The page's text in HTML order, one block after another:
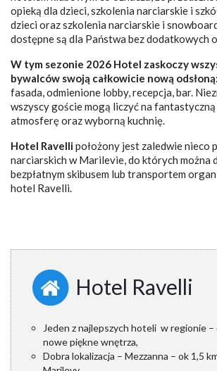
opieką dla dzieci, szkolenia narciarskie i
dzieci oraz szkolenia narciarskie i
dostępne są dla Państwa bez dodatkowych
W tym sezonie 2026 Hotel zaskoczy
bywalców swoją całkowicie nową odsłoną:
fasada, odmienione lobby, recepcja, bar.
wszyscy goście mogą liczyć na
atmosferę oraz wyborną kuchnię.
Hotel Ravellipołożony jest zaledwie nieco
narciarskich w Marilevie, do których można
bezpłatnym skibusem lub transportem
hotel Ravelli.
Hotel Ravelli
Jeden z najlepszych hoteli w regionie –
nowe piękne wnętrza,
Dobra lokalizacja – Mezzanna – ok 1,5